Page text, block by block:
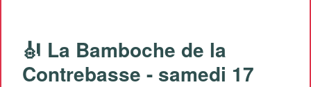
🎻 La Bamboche de la
Contrebasse - samedi 17